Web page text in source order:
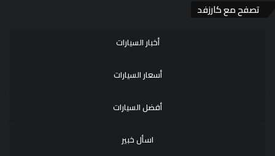
تصفح مع كارزفد
أخبار السيارات
أسعار السيارات
أفضل السيارات
اسأل خبير